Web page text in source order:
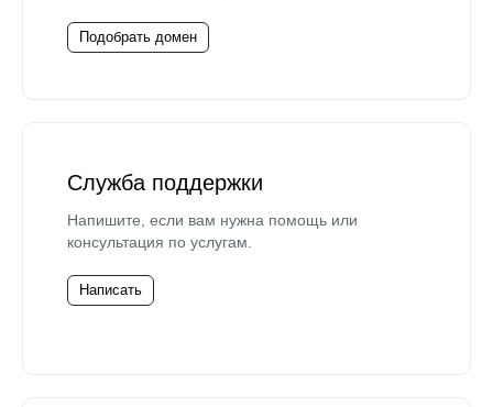
Подобрать домен
Служба поддержки
Напишите, если вам нужна помощь или
консультация по услугам.
Написать